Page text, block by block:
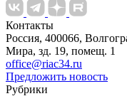
Контакты
Россия, 400066,
Мира, зд. 19, помещ. 1
office@riac34.ru
Предложить новость
Рубрики